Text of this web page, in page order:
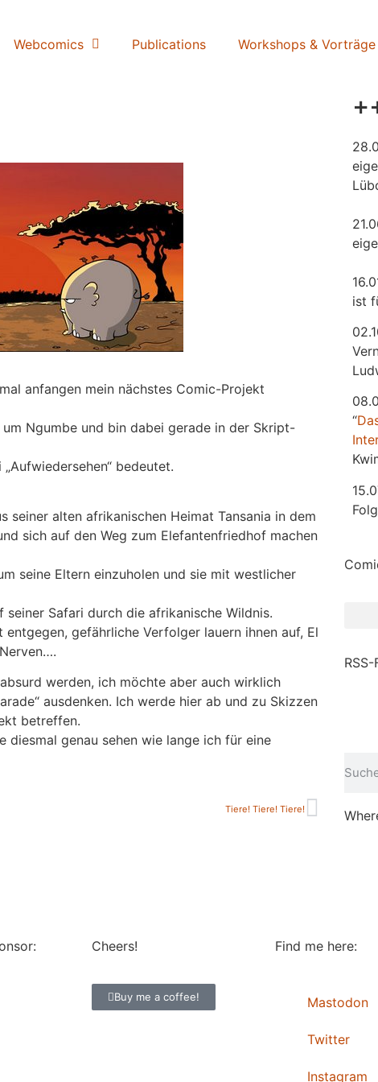
Webcomics Publications Workshops & Vorträge
anfangen mein nächstes Comic-Projekt
Ngumbe und bin dabei gerade in der Skript-
bedeutet.
seiner alten afrikanischen Heimat Tansania in dem
sich auf den Weg zum Elefantenfriedhof machen
seine Eltern einzuholen und sie mit westlicher
Safari durch die afrikanische Wildnis.
gefährliche Verfolger lauern ihnen auf, El
werden, ich möchte aber auch wirklich
ausdenken. Ich werde hier ab und zu Skizzen
betreffen.
diesmal genau sehen wie lange ich für eine
Tiere! Tiere! Tiere!
ist
“
RSS-
Cheers!
Buy me a coffee!
Find me here:
Mastodon
Twitter
Instagram